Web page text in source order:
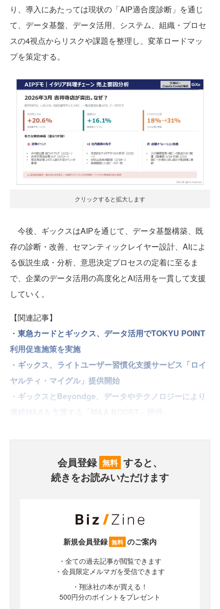
り、導入にあたっては現状の「AIP適合度診断」を通じ
て、データ基盤、データ活用、システム、組織・プロセ
スの4視点からリスクや課題を整理し、変革ロードマッ
プを策定する。
クリックすると拡大します
今後、ギックスはAIPを通じて、データ基盤構築、既
存の診断・改善、セマンティックレイヤー設計、AIによ
る仮説生成・分析、意思決定プロセスの定着に至るま
で、企業のデータ活用の高度化とAI活用を一貫して支援
していく。
【関連記事】
・ 東急カードとギックス、データ活用でTOKYU POINT
利用促進施策を実施
・ ギックス、ライトユーザー習慣化支援サービス「ロイ
ヤルティ・マイグル」提供開始
・ ギックスとBeyondge、データやテクノロジーにより
会員登録 無料 すると、
続きをお読みいただけます
新規会員登録 無料 のご案内
・全ての過去記事が閲覧できます
・会員限定メルマガを受信できます
・翔泳社の本が買える！
500円分のポイントをプレゼント